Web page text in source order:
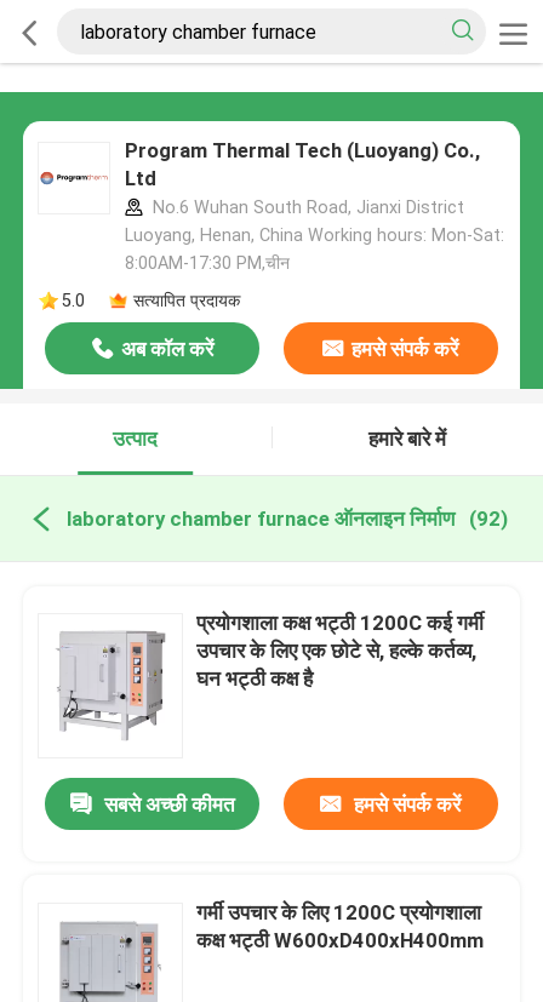
Program Thermal Tech (Luoyang) Co.,
Ltd
No.6 Wuhan South Road, Jianxi District
Luoyang, Henan, China Working hours: Mon-Sat:
8:00AM-17:30 PM,चीन
5.0
सत्यापित प्रदायक
अब कॉल करें हमसे संपर्क करें
उत्पाद हमारे बारे में
laboratory chamber furnace ऑनलाइन निर्माण (92)
प्रयोगशाला कक्ष भट्ठी 1200C कई गर्मी
उपचार के लिए एक छोटे से, हल्के कर्तव्य,
घन भट्ठी कक्ष है
सबसे अच्छी कीमत हमसे संपर्क करें
गर्मी उपचार के लिए 1200C प्रयोगशाला
कक्ष भट्ठी W600xD400xH400mm